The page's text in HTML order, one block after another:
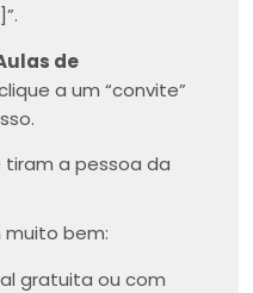
de
a um “convite”
a pessoa da
muito bem:
gratuita ou com